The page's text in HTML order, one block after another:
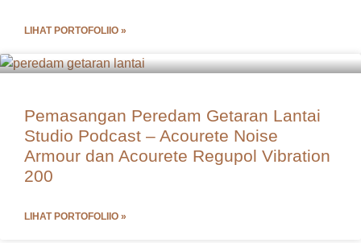
LIHAT PORTOFOLIIO »
Pemasangan Peredam Getaran Lantai
Studio Podcast – Acourete Noise
Armour dan Acourete Regupol Vibration
200
LIHAT PORTOFOLIIO »